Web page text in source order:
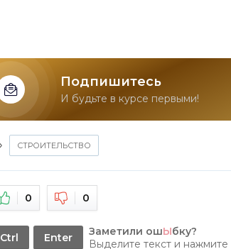
Подпишитесь
И будьте в курсе первыми!
СТРОИТЕЛЬСТВО
0 0
Ctrl Enter Заметили ошЫбку?
Выделите текст и нажмите